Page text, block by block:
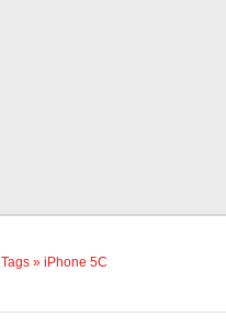
Tags » iPhone 5C